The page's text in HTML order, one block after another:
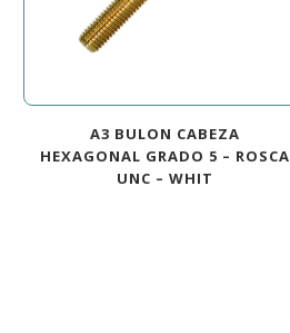
A3 BULON CABEZA
HEXAGONAL GRADO 5 – ROSCA
UNC – WHIT